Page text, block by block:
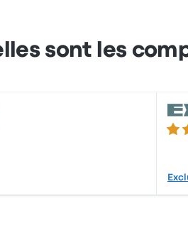
sont les
3.6